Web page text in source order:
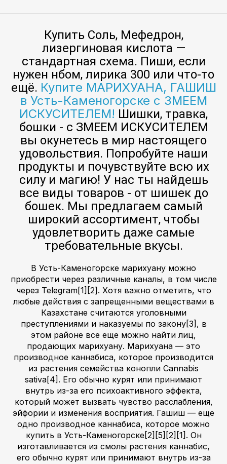
Купить Соль, Мефедрон,
лизергиновая кислота —
стандартная схема. Пиши, если
нужен нбом, лирика 300 или что-то
ещё. Купите МАРИХУАНА, ГАШИШ
в Усть-Каменогорске с ЗМЕЕМ
ИСКУСИТЕЛЕМ! Шишки, травка,
бошки - с ЗМЕЕМ ИСКУСИТЕЛЕМ
вы окунетесь в мир настоящего
удовольствия. Попробуйте наши
продукты и почувствуйте всю их
силу и магию! У нас ты найдешь
все виды товаров - от шишек до
бошек. Мы предлагаем самый
широкий ассортимент, чтобы
удовлетворить даже самые
требовательные вкусы.
В Усть-Каменогорске марихуану можно
приобрести через различные каналы, в том числе
через Telegram[1][2]. Хотя важно отметить, что
любые действия с запрещенными веществами в
Казахстане считаются уголовными
преступлениями и наказуемы по закону[3], в
этом районе все еще можно найти лиц,
продающих марихуану. Марихуана — это
производное каннабиса, которое производится
из растения семейства конопли Cannabis
sativa[4]. Его обычно курят или принимают
внутрь из-за его психоактивного эффекта,
который может вызвать чувство расслабления,
эйфории и изменения восприятия. Гашиш — еще
одно производное каннабиса, которое можно
купить в Усть-Каменогорске[2][5][2][1]. Он
изготавливается из смолы растения каннабис,
его обычно курят или принимают внутрь из-за